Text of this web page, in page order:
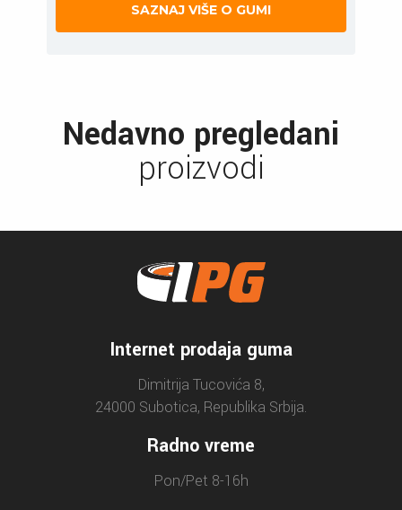
SAZNAJ VIŠE O GUMI
Nedavno pregledani
proizvodi
Internet prodaja guma
Dimitrija Tucovića 8,
24000 Subotica, Republika Srbija.
Radno vreme
Pon/Pet 8-16h